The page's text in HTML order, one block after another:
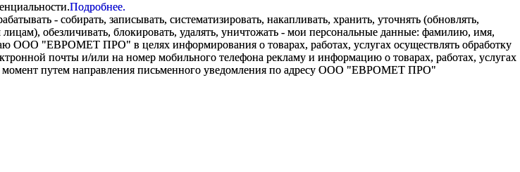
Подробнее.
- собирать, записывать, систематизировать, накапливать, хранить, уточнять (обновлять,
лицам), обезличивать, блокировать, удалять, уничтожать - мои персональные данные: фамилию, имя,
ООО "ЕВРОМЕТ ПРО" в целях информирования о товарах, работах, услугах осуществлять обработку
почты и/или на номер мобильного телефона рекламу и информацию о товарах, работах, услугах
путем направления письменного уведомления по адресу ООО "ЕВРОМЕТ ПРО"